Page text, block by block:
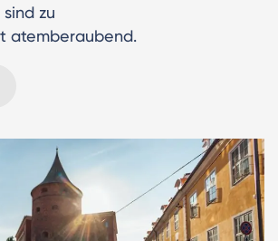
zu
atemberaubend.